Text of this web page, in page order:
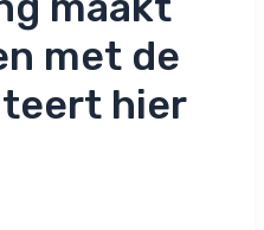
met de
hier